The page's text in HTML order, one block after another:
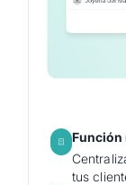
Función
tus